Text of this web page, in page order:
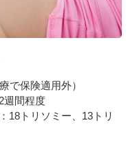
で保険適用外）
週間程度
18トリソミー、13トリ